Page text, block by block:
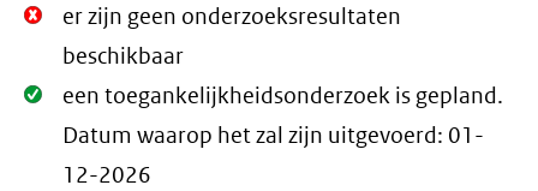
Niet
Oké.
er zijn geen onderzoeksresultaten
beschikbaar
Oké.
een toegankelijkheidsonderzoek is gepland.
Datum waarop het zal zijn uitgevoerd: 01-
12-2026